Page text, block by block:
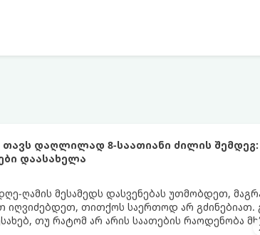
დაღლილად 8-საათიანი ძილის შემდეგ:
დაასახელა
ღამის მესამედს დასვენებას უთმობდეთ,
იღვიძებდეთ, თითქოს საერთოდ არ გძინებიათ.
თუ რატომ არ არის საათების რაოდენობა